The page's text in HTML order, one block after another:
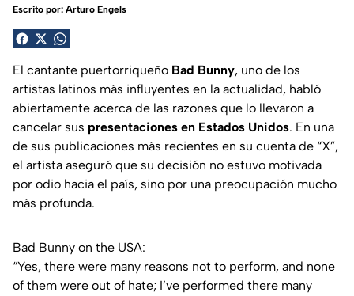
Escrito por: Arturo Engels
El cantante puertorriqueño Bad Bunny, uno de los
artistas latinos más influyentes en la actualidad, habló
abiertamente acerca de las razones que lo llevaron a
cancelar sus presentaciones en Estados Unidos. En una
de sus publicaciones más recientes en su cuenta de “X”,
el artista aseguró que su decisión no estuvo motivada
por odio hacia el país, sino por una preocupación mucho
más profunda.
Bad Bunny on the USA:
“Yes, there were many reasons not to perform, and none
of them were out of hate; I’ve performed there many